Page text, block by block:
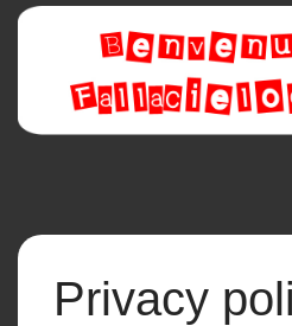
Privacy